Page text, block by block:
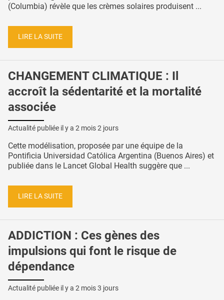
(Columbia) révèle que les crèmes solaires produisent ...
LIRE LA SUITE
CHANGEMENT CLIMATIQUE : Il
accroît la sédentarité et la mortalité
associée
Actualité publiée il y a 2 mois 2 jours
Cette modélisation, proposée par une équipe de la
Pontificia Universidad Católica Argentina (Buenos Aires) et
publiée dans le Lancet Global Health suggère que ...
LIRE LA SUITE
ADDICTION : Ces gènes des
impulsions qui font le risque de
dépendance
Actualité publiée il y a 2 mois 3 jours